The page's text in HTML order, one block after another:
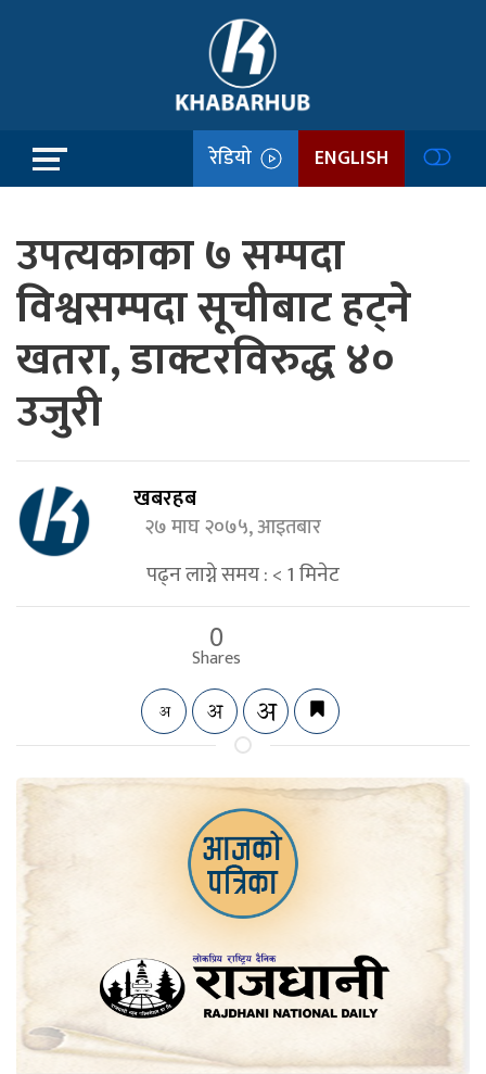
रेडियो ENGLISH
उपत्यकाका ७ सम्पदा
विश्वसम्पदा सूचीबाट हट्ने
खतरा, डाक्टरविरुद्ध ४०
उजुरी
खबरहब
२७ माघ २०७५, आइतबार
पढ्न लाग्ने समय :< 1मिनेट
0
Shares